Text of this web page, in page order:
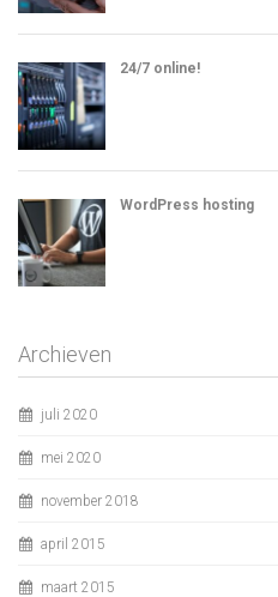
24/7 online!
WordPress hosting
Archieven
juli 2020
mei 2020
november 2018
april 2015
maart 2015